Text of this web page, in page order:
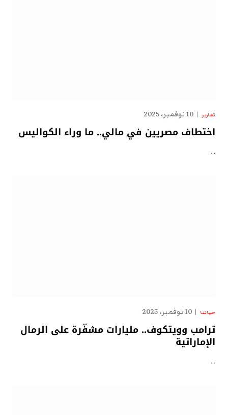
تقارير 10 نوفمبر، 2025
اختطاف مصريين في مالي.. ما وراء الكواليس
…
حياتنا 10 نوفمبر، 2025
ترامب وويتكوف.. مليارات مشفّرة على الرمال
الإماراتية
…